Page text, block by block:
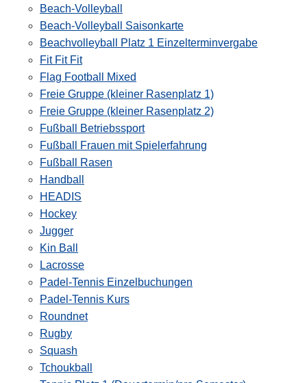
Beach-Volleyball
Beach-Volleyball Saisonkarte
Beachvolleyball Platz 1 Einzelterminvergabe
Fit Fit Fit
Flag Football Mixed
Freie Gruppe (kleiner Rasenplatz 1)
Freie Gruppe (kleiner Rasenplatz 2)
Fußball Betriebssport
Fußball Frauen mit Spielerfahrung
Fußball Rasen
Handball
HEADIS
Hockey
Jugger
Kin Ball
Lacrosse
Padel-Tennis Einzelbuchungen
Padel-Tennis Kurs
Roundnet
Rugby
Squash
Tchoukball